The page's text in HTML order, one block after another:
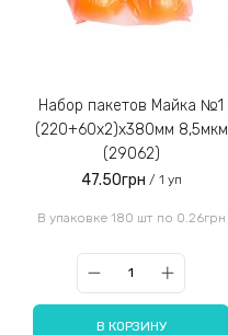
Набор пакетов Майка №1
(220+60x2)x380мм 8,5мкм
(29062)
47.50грн / 1 уп
В упаковке 180 шт по 0.26грн
В КОРЗИНУ